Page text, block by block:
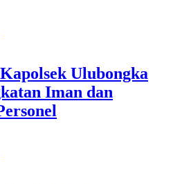
Ulubongka
Iman dan